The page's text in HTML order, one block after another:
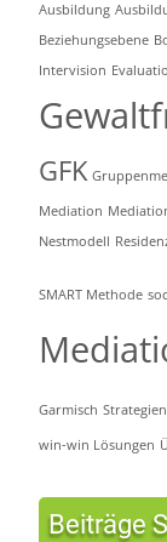
Ausbildung
Beziehungsebene
Intervision
GFK
Mediation
Nestmodell
SMART Methode
Garmisch Strategien
win-win Lösungen
Beiträge